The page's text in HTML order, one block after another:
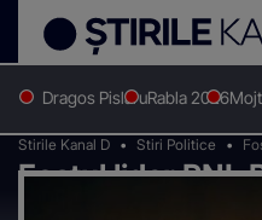
Dragos PislaruRabla 2026
Stirile Kanal D Stiri Politice
Fostul lider PNL